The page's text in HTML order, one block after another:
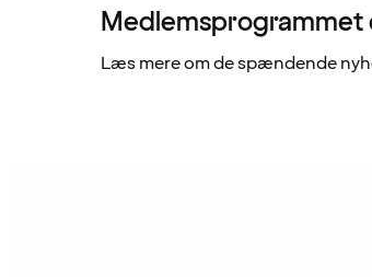
Læs mere om de spændende